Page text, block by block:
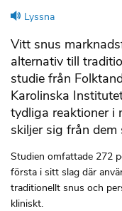
Lyssna
Vitt snus
alternativ till
studie från
Karolinska
tydliga reaktioner i
skiljer sig från
Studien omfattade 272
första i sitt slag där
traditionellt snus och
kliniskt.